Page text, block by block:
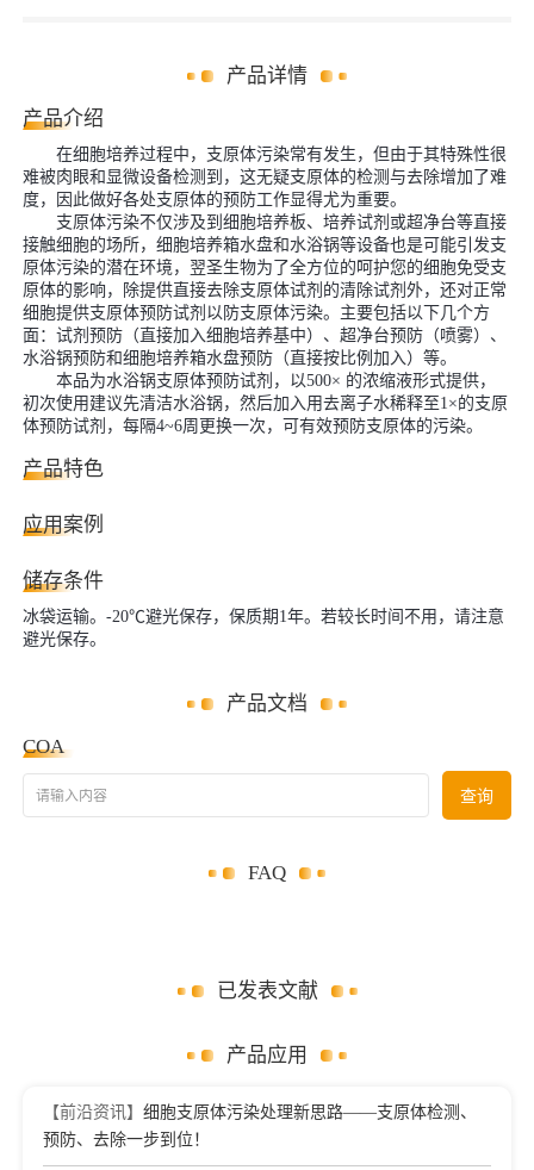
产品详情
产品介绍
在细胞培养过程中，支原体污染常有发生，但由于其特殊性很
难被肉眼和显微设备检测到，这无疑支原体的检测与去除增加了难
度，因此做好各处支原体的预防工作显得尤为重要。
支原体污染不仅涉及到细胞培养板、培养试剂或超净台等直接
接触细胞的场所，细胞培养箱水盘和水浴锅等设备也是可能引发支
原体污染的潜在环境，翌圣生物为了全方位的呵护您的细胞免受支
原体的影响，除提供直接去除支原体试剂的清除试剂外，还对正常
细胞提供支原体预防试剂以防支原体污染。主要包括以下几个方
面：试剂预防（直接加入细胞培养基中）、超净台预防（喷雾）、
水浴锅预防和细胞培养箱水盘预防（直接按比例加入）等。
本品为水浴锅支原体预防试剂，以500× 的浓缩液形式提供，
初次使用建议先清洁水浴锅，然后加入用去离子水稀释至1×的支原
体预防试剂，每隔4~6周更换一次，可有效预防支原体的污染。
产品特色
应用案例
储存条件
冰袋运输。-20℃避光保存，保质期1年。若较长时间不用，请注意
避光保存。
产品文档
COA
请输入内容 查询
FAQ
已发表文献
产品应用
【前沿资讯】 细胞支原体污染处理新思路——支原体检测、
预防、去除一步到位！